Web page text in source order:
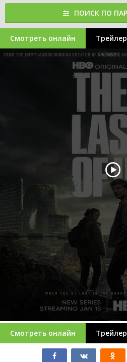
ПОИСК ПО
Смотреть онлайн Трейлер
Смотреть онлайн Трейлер